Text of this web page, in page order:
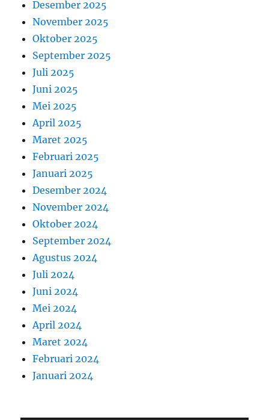
Desember 2025
November 2025
Oktober 2025
September 2025
Juli 2025
Juni 2025
Mei 2025
April 2025
Maret 2025
Februari 2025
Januari 2025
Desember 2024
November 2024
Oktober 2024
September 2024
Agustus 2024
Juli 2024
Juni 2024
Mei 2024
April 2024
Maret 2024
Februari 2024
Januari 2024